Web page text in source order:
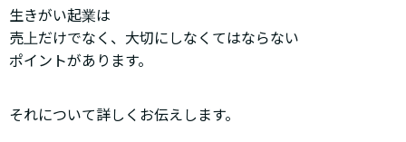
生きがい起業は
売上だけでなく、大切にしなくてはならない
ポイントがあります。
それについて詳しくお伝えします。